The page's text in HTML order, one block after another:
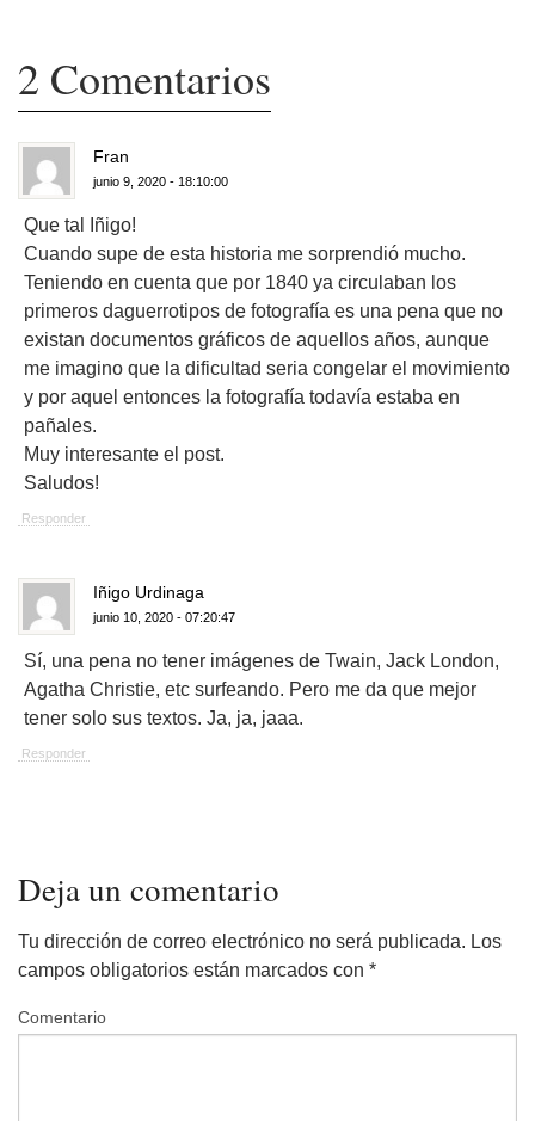
2 Comentarios
Fran
junio 9, 2020 - 18:10:00
Que tal Iñigo!
Cuando supe de esta historia me sorprendió mucho.
Teniendo en cuenta que por 1840 ya circulaban los
primeros daguerrotipos de fotografía es una pena que no
existan documentos gráficos de aquellos años, aunque
me imagino que la dificultad seria congelar el movimiento
y por aquel entonces la fotografía todavía estaba en
pañales.
Muy interesante el post.
Saludos!
Responder
Iñigo Urdinaga
junio 10, 2020 - 07:20:47
Sí, una pena no tener imágenes de Twain, Jack London,
Agatha Christie, etc surfeando. Pero me da que mejor
tener solo sus textos. Ja, ja, jaaa.
Responder
Deja un comentario
Tu dirección de correo electrónico no será publicada. Los
campos obligatorios están marcados con *
Comentario